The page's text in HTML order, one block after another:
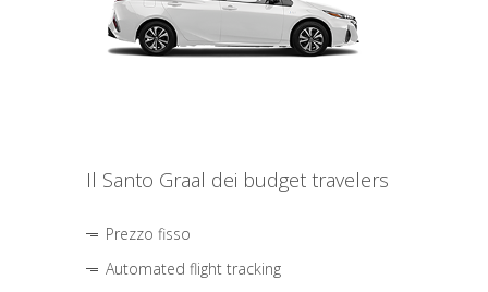
Il Santo Graal dei budget travelers
Prezzo fisso
Automated flight tracking